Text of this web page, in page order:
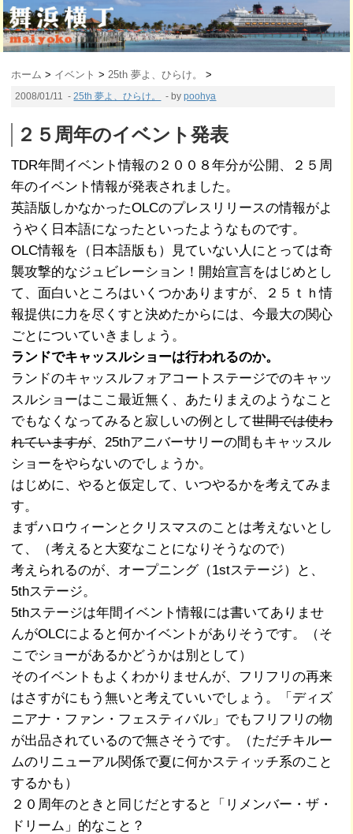
ホーム > イベント > 25th 夢よ、ひらけ。 >
2008/01/11 -25th 夢よ、ひらけ。 - bypoohya
２５周年のイベント発表
TDR年間イベント情報の２００８年分が公開、２５周
年のイベント情報が発表されました。
英語版しかなかったOLCのプレスリリースの情報がよ
うやく日本語になったといったようなものです。
OLC情報を（日本語版も）見ていない人にとっては奇
襲攻撃的なジュビレーション！開始宣言をはじめとし
て、面白いところはいくつかありますが、２５ｔｈ情
報提供に力を尽くすと決めたからには、今最大の関心
ごとについていきましょう。
ランドでキャッスルショーは行われるのか。
ランドのキャッスルフォアコートステージでのキャッ
スルショーはここ最近無く、あたりまえのようなこと
でもなくなってみると寂しいの例として世間では使わ
れていますが、25thアニバーサリーの間もキャッスル
ショーをやらないのでしょうか。
はじめに、やると仮定して、いつやるかを考えてみま
す。
まずハロウィーンとクリスマスのことは考えないとし
て、（考えると大変なことになりそうなので）
考えられるのが、オープニング（1stステージ）と、
5thステージ。
5thステージは年間イベント情報には書いてありませ
んがOLCによると何かイベントがありそうです。（そ
こでショーがあるかどうかは別として）
そのイベントもよくわかりませんが、フリフリの再来
はさすがにもう無いと考えていいでしょう。「ディズ
ニアナ・ファン・フェスティバル」でもフリフリの物
が出品されているので無さそうです。（ただチキルー
ムのリニューアル関係で夏に何かスティッチ系のこと
するかも）
２０周年のときと同じだとすると「リメンバー・ザ・
ドリーム」的なこと？